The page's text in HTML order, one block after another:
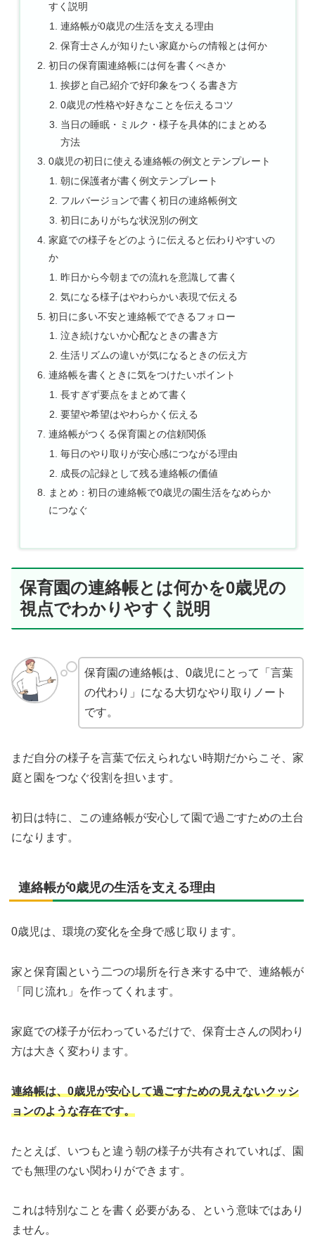
すく説明
連絡帳が0歳児の生活を支える理由
保育士さんが知りたい家庭からの情報とは何か
初日の保育園連絡帳には何を書くべきか
挨拶と自己紹介で好印象をつくる書き方
0歳児の性格や好きなことを伝えるコツ
当日の睡眠・ミルク・様子を具体的にまとめる
方法
0歳児の初日に使える連絡帳の例文とテンプレート
朝に保護者が書く例文テンプレート
フルバージョンで書く初日の連絡帳例文
初日にありがちな状況別の例文
家庭での様子をどのように伝えると伝わりやすいの
か
昨日から今朝までの流れを意識して書く
気になる様子はやわらかい表現で伝える
初日に多い不安と連絡帳でできるフォロー
泣き続けないか心配なときの書き方
生活リズムの違いが気になるときの伝え方
連絡帳を書くときに気をつけたいポイント
長すぎず要点をまとめて書く
要望や希望はやわらかく伝える
連絡帳がつくる保育園との信頼関係
毎日のやり取りが安心感につながる理由
成長の記録として残る連絡帳の価値
まとめ：初日の連絡帳で0歳児の園生活をなめらか
につなぐ
保育園の連絡帳とは何かを0歳児の
視点でわかりやすく説明
保育園の連絡帳は、0歳児にとって「言葉
の代わり」になる大切なやり取りノート
です。
まだ自分の様子を言葉で伝えられない時期だからこそ、家
庭と園をつなぐ役割を担います。
初日は特に、この連絡帳が安心して園で過ごすための土台
になります。
連絡帳が0歳児の生活を支える理由
0歳児は、環境の変化を全身で感じ取ります。
家と保育園という二つの場所を行き来する中で、連絡帳が
「同じ流れ」を作ってくれます。
家庭での様子が伝わっているだけで、保育士さんの関わり
方は大きく変わります。
連絡帳は、0歳児が安心して過ごすための見えないクッシ
ョンのような存在です。
たとえば、いつもと違う朝の様子が共有されていれば、園
でも無理のない関わりができます。
これは特別なことを書く必要がある、という意味ではあり
ません。